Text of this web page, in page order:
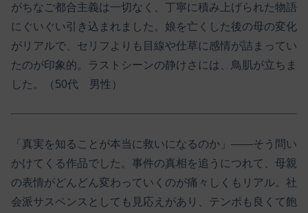
がちなご都合主義は一切なく、丁寧に積み上げられた物語
にぐいぐい引き込まれました。娘を亡くした後の母の変化
がリアルで、セリフよりも目線や仕草に感情が詰まってい
たのが印象的。ラストシーンの静けさには、鳥肌が立ちま
した。（50代 男性）
「真実を知ることが本当に救いになるのか」――そう問い
かけてくる作品でした。事件の真相を追うにつれて、母親
の表情がどんどん変わっていくのが痛々しくもリアル。社
会派サスペンスとしても見応えがあり、テンポも良くて飽